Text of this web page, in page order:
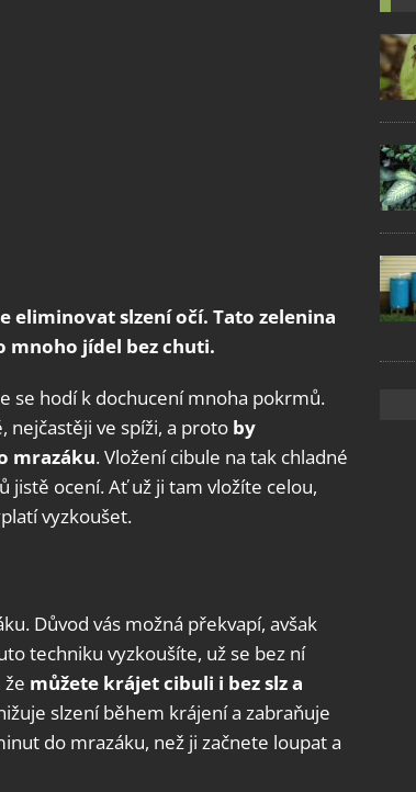
slzení očí. Tato zelenina
mnoho jídel bez chuti.
se hodí k dochucení mnoha pokrmů.
nejčastěji ve spíži, a proto by
mrazáku. Vložení cibule na tak chladné
ocení. Ať už ji tam vložíte celou,
vyzkoušet.
Důvod vás možná překvapí, avšak
techniku ​​vyzkoušíte, už se bez ní
můžete krájet cibuli i bez slz a
slzení během krájení a zabraňuje
do mrazáku, než ji začnete loupat a